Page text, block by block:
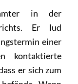
in der
Er lud
einer
kontaktierte
er sich zum